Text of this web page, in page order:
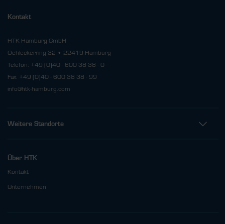
Kontakt
HTK Hamburg GmbH
Oehleckerring 32 • 22419 Hamburg
Telefon: +49 (0)40 - 600 38 38 - 0
Fax: +49 (0)40 - 600 38 38 - 99
info@htk-hamburg.com
Weitere Standorte
Über HTK
Kontakt
Unternehmen